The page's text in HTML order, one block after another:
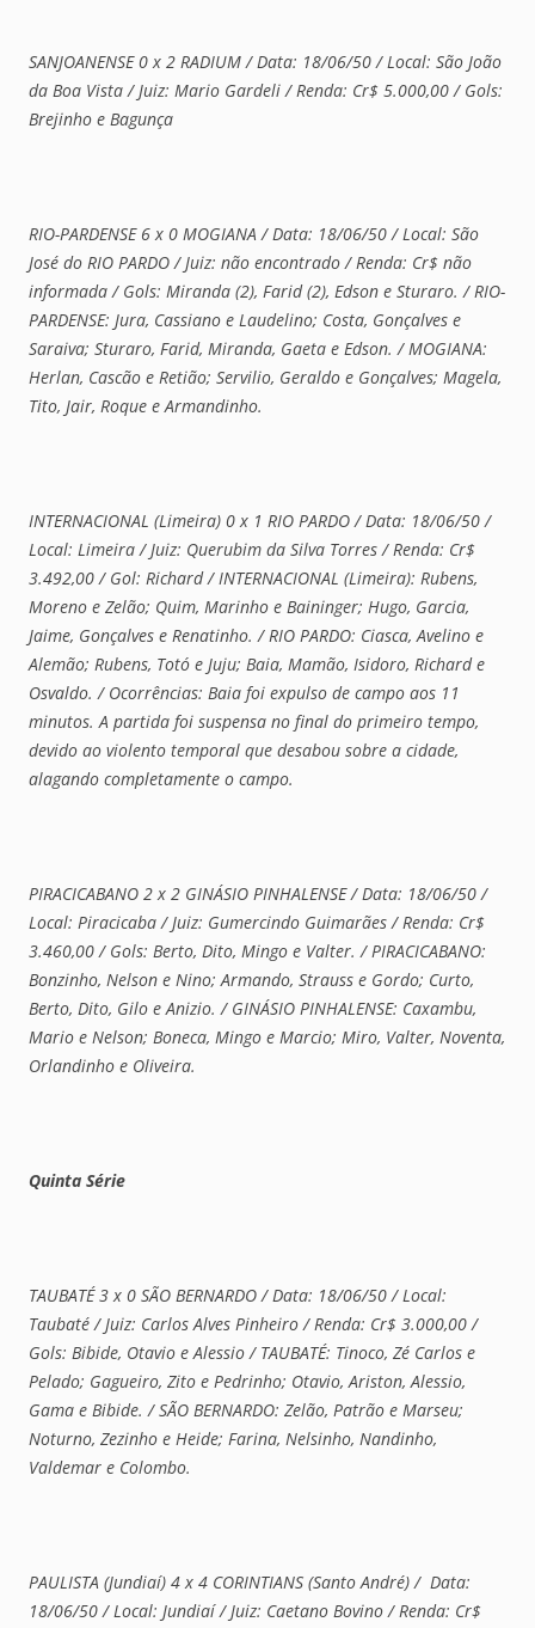
SANJOANENSE 0 x 2 RADIUM / Data: 18/06/50 / Local: São João
da Boa Vista / Juiz: Mario Gardeli / Renda: Cr$ 5.000,00 / Gols:
Brejinho e Bagunça
RIO-PARDENSE 6 x 0 MOGIANA / Data: 18/06/50 / Local: São
José do RIO PARDO / Juiz: não encontrado / Renda: Cr$ não
informada / Gols: Miranda (2), Farid (2), Edson e Sturaro. / RIO-
PARDENSE: Jura, Cassiano e Laudelino; Costa, Gonçalves e
Saraiva; Sturaro, Farid, Miranda, Gaeta e Edson. / MOGIANA:
Herlan, Cascão e Retião; Servilio, Geraldo e Gonçalves; Magela,
Tito, Jair, Roque e Armandinho.
INTERNACIONAL (Limeira) 0 x 1 RIO PARDO / Data: 18/06/50 /
Local: Limeira / Juiz: Querubim da Silva Torres / Renda: Cr$
3.492,00 / Gol: Richard / INTERNACIONAL (Limeira): Rubens,
Moreno e Zelão; Quim, Marinho e Baininger; Hugo, Garcia,
Jaime, Gonçalves e Renatinho. / RIO PARDO: Ciasca, Avelino e
Alemão; Rubens, Totó e Juju; Baia, Mamão, Isidoro, Richard e
Osvaldo. / Ocorrências: Baia foi expulso de campo aos 11
minutos. A partida foi suspensa no final do primeiro tempo,
devido ao violento temporal que desabou sobre a cidade,
alagando completamente o campo.
PIRACICABANO 2 x 2 GINÁSIO PINHALENSE / Data: 18/06/50 /
Local: Piracicaba / Juiz: Gumercindo Guimarães / Renda: Cr$
3.460,00 / Gols: Berto, Dito, Mingo e Valter. / PIRACICABANO:
Bonzinho, Nelson e Nino; Armando, Strauss e Gordo; Curto,
Berto, Dito, Gilo e Anizio. / GINÁSIO PINHALENSE: Caxambu,
Mario e Nelson; Boneca, Mingo e Marcio; Miro, Valter, Noventa,
Orlandinho e Oliveira.
Quinta Série
TAUBATÉ 3 x 0 SÃO BERNARDO / Data: 18/06/50 / Local:
Taubaté / Juiz: Carlos Alves Pinheiro / Renda: Cr$ 3.000,00 /
Gols: Bibide, Otavio e Alessio / TAUBATÉ: Tinoco, Zé Carlos e
Pelado; Gagueiro, Zito e Pedrinho; Otavio, Ariston, Alessio,
Gama e Bibide. / SÃO BERNARDO: Zelão, Patrão e Marseu;
Noturno, Zezinho e Heide; Farina, Nelsinho, Nandinho,
Valdemar e Colombo.
PAULISTA (Jundiaí) 4 x 4 CORINTIANS (Santo André) / Data:
18/06/50 / Local: Jundiaí / Juiz: Caetano Bovino / Renda: Cr$